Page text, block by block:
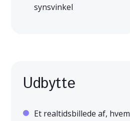
synsvinkel
Udbytte
Et realtidsbillede af, hvem